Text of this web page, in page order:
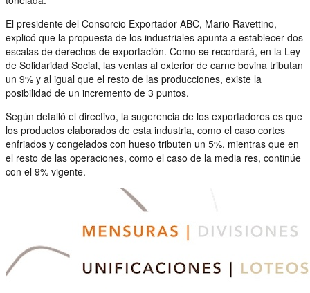
El presidente del Consorcio Exportador ABC, Mario Ravettino,
explicó que la propuesta de los industriales apunta a establecer dos
escalas de derechos de exportación. Como se recordará, en la Ley
de Solidaridad Social, las ventas al exterior de carne bovina tributan
un 9% y al igual que el resto de las producciones, existe la
posibilidad de un incremento de 3 puntos.
Según detalló el directivo, la sugerencia de los exportadores es que
los productos elaborados de esta industria, como el caso cortes
enfriados y congelados con hueso tributen un 5%, mientras que en
el resto de las operaciones, como el caso de la media res, continúe
con el 9% vigente.